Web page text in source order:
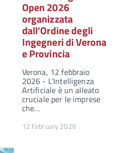
Open 2026
organizzata
dall’Ordine degli
Ingegneri di Verona
e Provincia
Verona, 12 febbraio
2026 - L’Intelligenza
Artificiale è un alleato
cruciale per le imprese
che…
12 February 2026